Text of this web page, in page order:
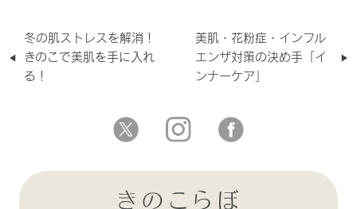
冬の肌ストレスを解消！
きのこで美肌を手に入れ
る！
美肌・花粉症・インフル
エンザ対策の決め手「イ
ンナーケア」